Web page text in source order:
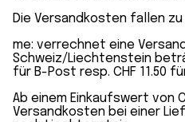
Die Versandkosten fallen
me: verrechnet eine
Schweiz/Liechtenstein
für B-Post resp. CHF 11.50
Ab einem Einkaufswert von
Versandkosten bei einer